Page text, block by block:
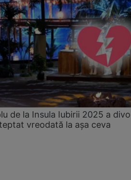
de la Insula Iubirii 2025 a
vreodată la așa ceva